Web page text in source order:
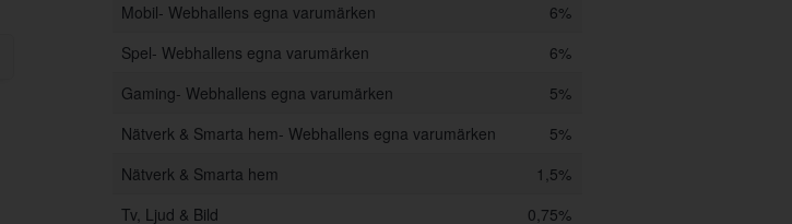
Mobil- Webhallens egna varumärken
6%
Spel- Webhallens egna varumärken
6%
Gaming- Webhallens egna varumärken
5%
Nätverk & Smarta hem- Webhallens egna varumärken
5%
Nätverk & Smarta hem
1,5%
Tv, Ljud & Bild
0,75%